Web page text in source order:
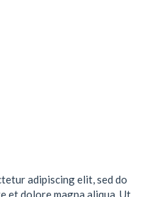
adipiscing elit, sed do
et dolore magna aliqua. Ut